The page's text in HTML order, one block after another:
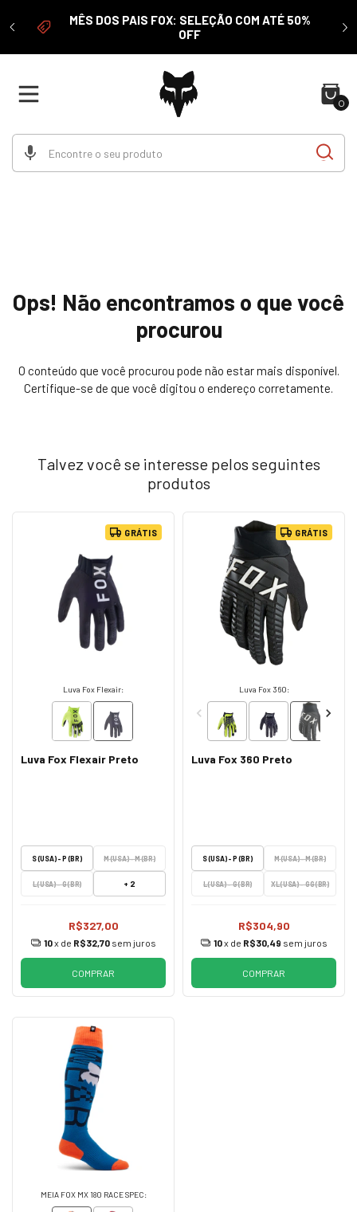
MÊS DOS PAIS FOX: SELEÇÃO COM ATÉ 50%
OFF
0
Ops! Não encontramos o que você
procurou
O conteúdo que você procurou pode não estar mais disponível.
Certifique-se de que você digitou o endereço corretamente.
Talvez você se interesse pelos seguintes
produtos
GRÁTIS
Luva Fox Flexair:
Luva Fox Flexair Preto
S (USA) - P (BR) M (USA) - M (BR)
L (USA) - G (BR) + 2
R$327,00
10x de R$32,70 sem juros
COMPRAR
GRÁTIS
Luva Fox 360:
Luva Fox 360 Preto
S (USA) - P (BR) M (USA) - M (BR)
L (USA) - G (BR) XL (USA) - GG (BR)
R$304,90
10x de R$30,49 sem juros
COMPRAR
MEIA FOX MX 180 RACE SPEC: